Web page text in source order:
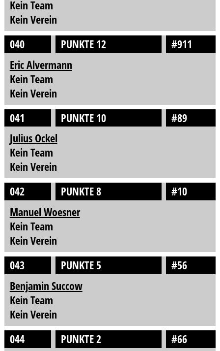
Kein Team
Kein Verein
040
PUNKTE 12
#911
Eric Alvermann
Kein Team
Kein Verein
041
PUNKTE 10
#89
Julius Ockel
Kein Team
Kein Verein
042
PUNKTE 8
#10
Manuel Woesner
Kein Team
Kein Verein
043
PUNKTE 5
#56
Benjamin Succow
Kein Team
Kein Verein
044
PUNKTE 2
#66